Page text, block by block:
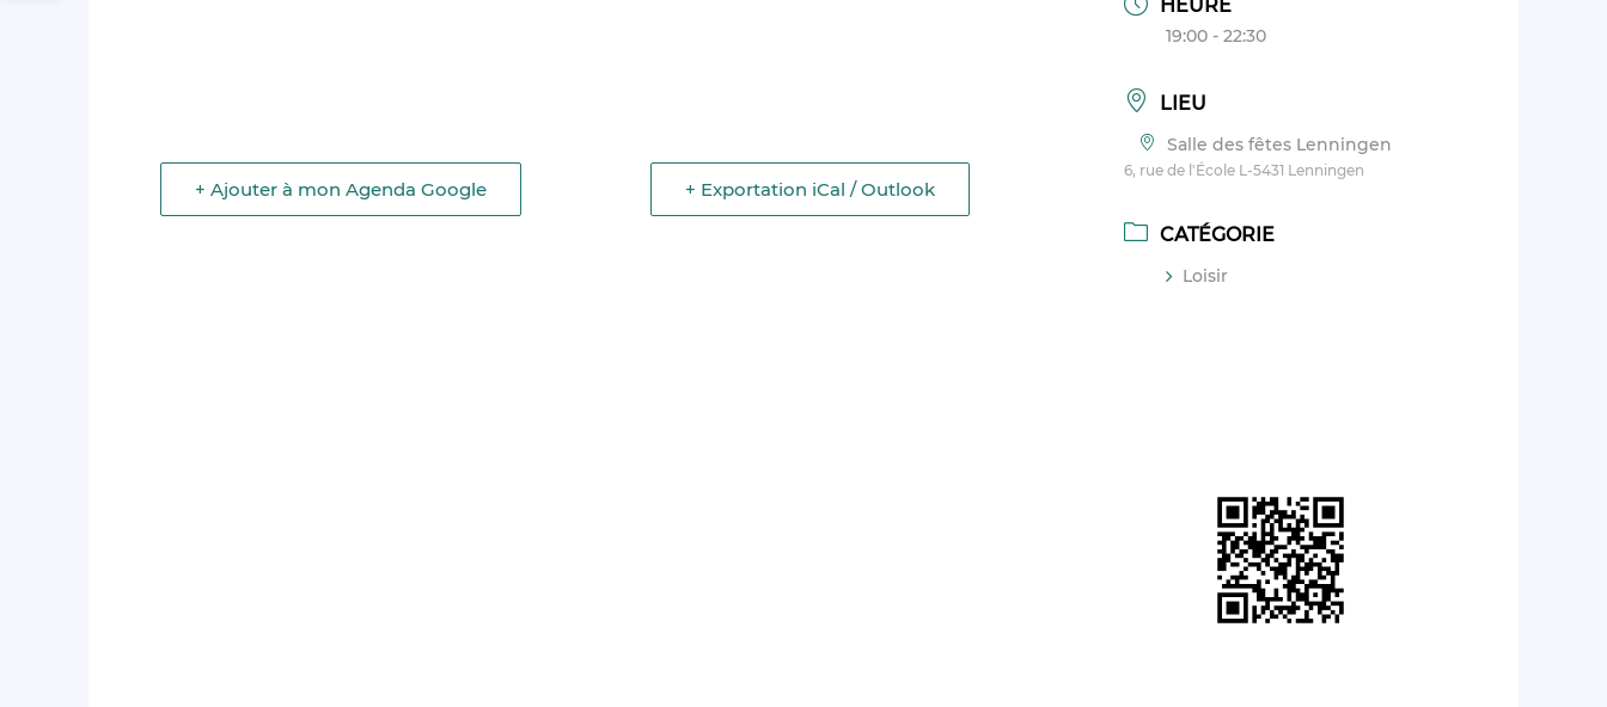
+ Ajouter à mon Agenda Google + Exportation iCal / Outlook
HEURE
19:00 - 22:30
LIEU
Salle des fêtes Lenningen
6, rue de l'École L-5431 Lenningen
CATÉGORIE
Loisir